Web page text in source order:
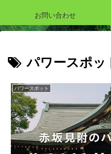
お問い合わせ
パワースポッ
パワースポット